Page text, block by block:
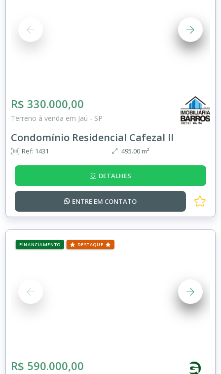
R$ 330.000,00
Terreno à venda em Jaú - SP
Condomínio Residencial Cafezal II
Ref: 1431 495.00 m²
DETALHES
ENTRE EM CONTATO
FINANCIAMENTO DESTAQUE
R$ 590.000,00